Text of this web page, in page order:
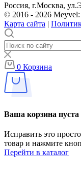
Россия, г.Москва,
© 2016 - 2026
Карта сайта |
0 Корзина
Ваша корзина пуста
Исправить это
товар и нажмите
Перейти в каталог